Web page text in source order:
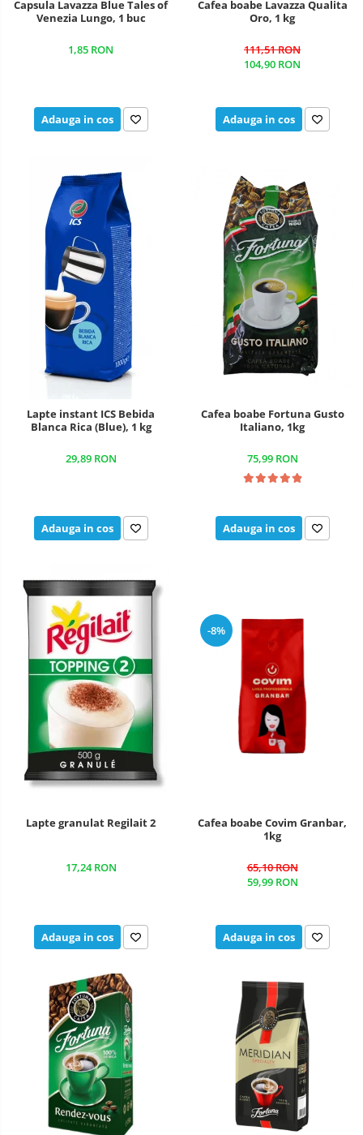
Capsula Lavazza Blue Tales of
Venezia Lungo, 1 buc
1,85 RON
Adauga in cos
Cafea boabe Lavazza Qualita
Oro, 1 kg
111,51 RON
104,90 RON
Adauga in cos
Lapte instant ICS Bebida
Blanca Rica (Blue), 1 kg
29,89 RON
Adauga in cos
Cafea boabe Fortuna Gusto
Italiano, 1kg
75,99 RON
Adauga in cos
Lapte granulat Regilait 2
17,24 RON
Adauga in cos
-8%
Cafea boabe Covim Granbar,
1kg
65,10 RON
59,99 RON
Adauga in cos